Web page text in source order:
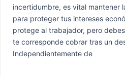
incertidumbre, es vital mantener
para proteger tus intereses
protege al trabajador, pero
te corresponde cobrar tras un
Independientemente de